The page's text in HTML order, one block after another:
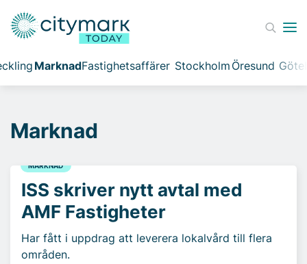
MarknadFastighetsaffärer Stockholm Öresund
Marknad
MARKNAD
ISS skriver nytt avtal med
AMF Fastigheter
Har fått i uppdrag att leverera lokalvård till flera
områden.